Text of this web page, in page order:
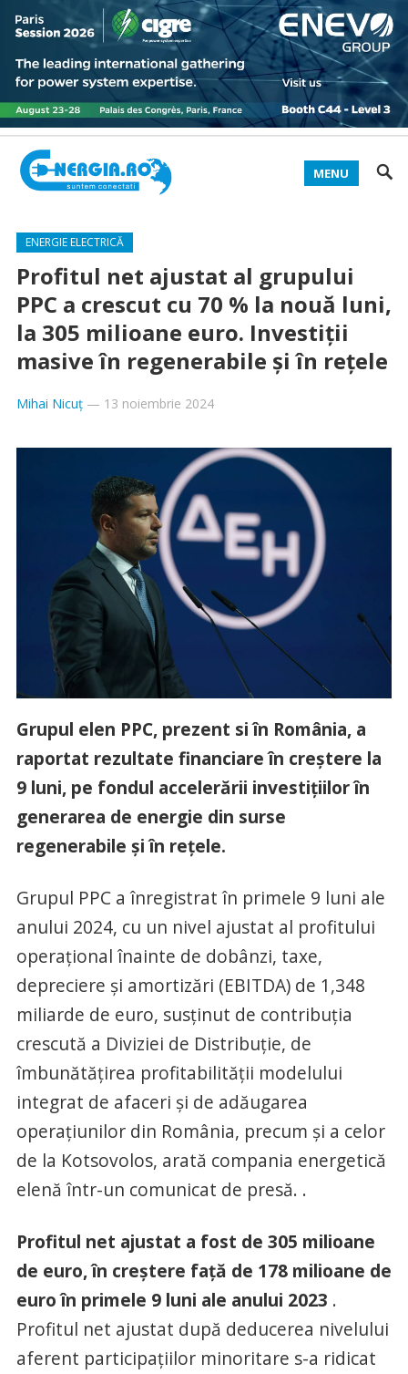
MENU
ENERGIE ELECTRICĂ
Profitul net ajustat al grupului
PPC a crescut cu 70 % la nouă luni,
la 305 milioane euro. Investiții
masive în regenerabile și în rețele
Mihai Nicuț— 13 noiembrie 2024
Grupul elen PPC, prezent si în România, a
raportat rezultate financiare în creștere la
9 luni, pe fondul accelerării investițiilor în
generarea de energie din surse
regenerabile și în rețele.
Grupul PPC a înregistrat în primele 9 luni ale
anului 2024, cu un nivel ajustat al profitului
operațional înainte de dobânzi, taxe,
depreciere și amortizări (EBITDA) de 1,348
miliarde de euro, susținut de contribuția
crescută a Diviziei de Distribuție, de
îmbunătățirea profitabilității modelului
integrat de afaceri și de adăugarea
operațiunilor din România, precum și a celor
de la Kotsovolos, arată compania energetică
elenă într-un comunicat de presă. .
Profitul net ajustat a fost de 305 milioane
de euro, în creștere față de 178 milioane de
euro în primele 9 luni ale anului 2023 .
Profitul net ajustat după deducerea nivelului
aferent participațiilor minoritare s-a ridicat